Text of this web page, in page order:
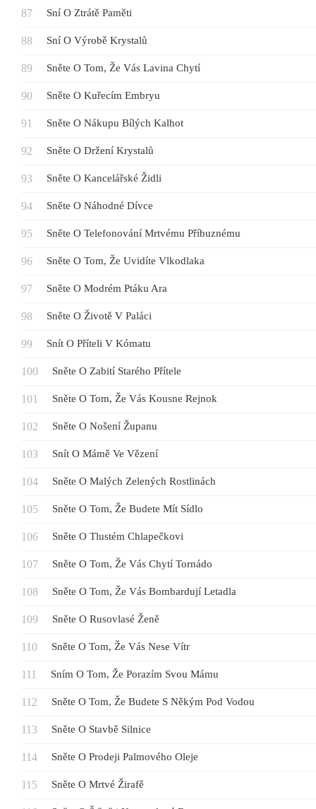
Sní O Ztrátě Paměti
Sní O Výrobě Krystalů
Sněte O Tom, Že Vás Lavina Chytí
Sněte O Kuřecím Embryu
Sněte O Nákupu Bílých Kalhot
Sněte O Držení Krystalů
Sněte O Kancelářské Židli
Sněte O Náhodné Dívce
Sněte O Telefonování Mrtvému ​​příbuznému
Sněte O Tom, Že Uvidíte Vlkodlaka
Sněte O Modrém Ptáku Ara
Sněte O Životě V Paláci
Snít O Příteli V Kómatu
Sněte O Zabití Starého Přítele
Sněte O Tom, Že Vás Kousne Rejnok
Sněte O Nošení Županu
Snít O Mámě Ve Vězení
Sněte O Malých Zelených Rostlinách
Sněte O Tom, Že Budete Mít Sídlo
Sněte O Tlustém Chlapečkovi
Sněte O Tom, Že Vás Chytí Tornádo
Sněte O Tom, Že Vás Bombardují Letadla
Sněte O Rusovlasé Ženě
Sněte O Tom, Že Vás Nese Vítr
Sním O Tom, Že Porazím Svou Mámu
Sněte O Tom, Že Budete S Někým Pod Vodou
Sněte O Stavbě Silnice
Sněte O Prodeji Palmového Oleje
Sněte O Mrtvé Žirafě